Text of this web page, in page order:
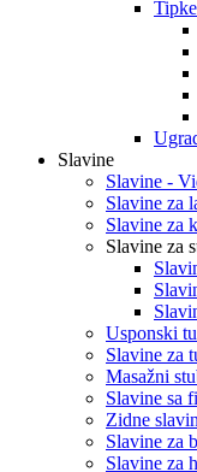
Slavine
Slavine -
Slavine za
Slavine za
Slavine za
Usponski
Slavine za
Masažni
Slavine sa
Zidne
Slavine za
Slavine za